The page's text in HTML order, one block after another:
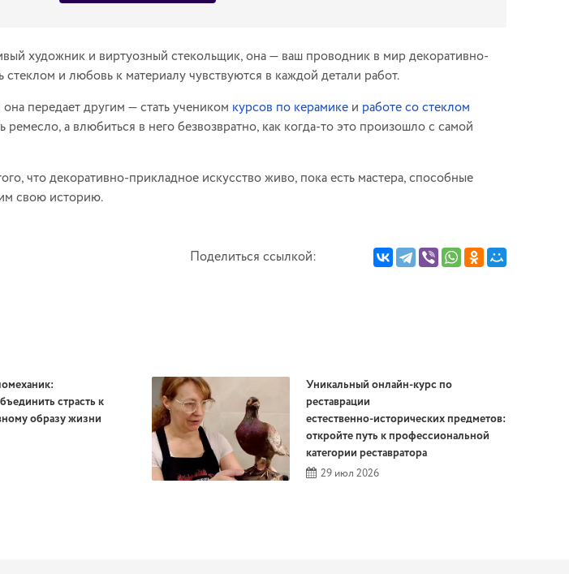
художник и виртуозный стекольщик, она — ваш проводник в мир декоративно-
и любовь к материалу чувствуются в каждой детали работ.
передает другим — стать учеником курсов по керамике и работе со стеклом
ремесло, а влюбиться в него безвозвратно, как когда-то это произошло с самой
что декоративно-прикладное искусство живо, пока есть мастера, способные
свою историю.
Поделиться ссылкой:
страсть к
образу жизни
Уникальный онлайн‑курс по
реставрации
естественно‑исторических предметов:
откройте путь к профессиональной
категории реставратора
29 июл 2026